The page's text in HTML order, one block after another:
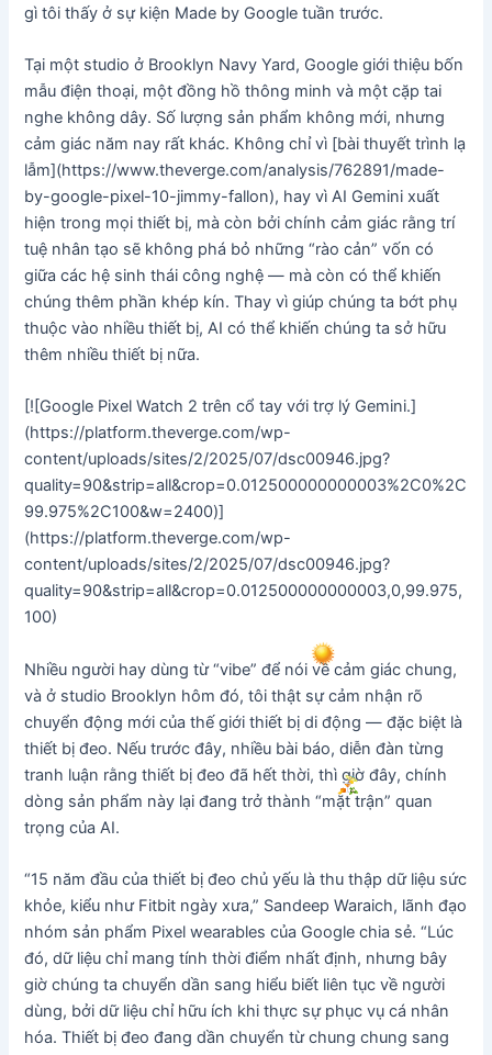
gì tôi thấy ở sự kiện Made by Google tuần trước.
Tại một studio ở Brooklyn Navy Yard, Google giới thiệu bốn
mẫu điện thoại, một đồng hồ thông minh và một cặp tai
nghe không dây. Số lượng sản phẩm không mới, nhưng
cảm giác năm nay rất khác. Không chỉ vì [bài thuyết trình lạ
lẫm](https://www.theverge.com/analysis/762891/made-
by-google-pixel-10-jimmy-fallon), hay vì AI Gemini xuất
hiện trong mọi thiết bị, mà còn bởi chính cảm giác rằng trí
tuệ nhân tạo sẽ không phá bỏ những “rào cản” vốn có
giữa các hệ sinh thái công nghệ — mà còn có thể khiến
chúng thêm phần khép kín. Thay vì giúp chúng ta bớt phụ
thuộc vào nhiều thiết bị, AI có thể khiến chúng ta sở hữu
thêm nhiều thiết bị nữa.
[![Google Pixel Watch 2 trên cổ tay với trợ lý Gemini.]
(https://platform.theverge.com/wp-
content/uploads/sites/2/2025/07/dsc00946.jpg?
quality=90&strip=all&crop=0.012500000000003%2C0%2C
99.975%2C100&w=2400)]
(https://platform.theverge.com/wp-
content/uploads/sites/2/2025/07/dsc00946.jpg?
quality=90&strip=all&crop=0.012500000000003,0,99.975,
100)
Nhiều người hay dùng từ “vibe” để nói về cảm giác chung,
và ở studio Brooklyn hôm đó, tôi thật sự cảm nhận rõ
chuyển động mới của thế giới thiết bị di động — đặc biệt là
thiết bị đeo. Nếu trước đây, nhiều bài báo, diễn đàn từng
tranh luận rằng thiết bị đeo đã hết thời, thì giờ đây, chính
dòng sản phẩm này lại đang trở thành “mặt trận” quan
trọng của AI.
“15 năm đầu của thiết bị đeo chủ yếu là thu thập dữ liệu sức
khỏe, kiểu như Fitbit ngày xưa,” Sandeep Waraich, lãnh đạo
nhóm sản phẩm Pixel wearables của Google chia sẻ. “Lúc
đó, dữ liệu chỉ mang tính thời điểm nhất định, nhưng bây
giờ chúng ta chuyển dần sang hiểu biết liên tục về người
dùng, bởi dữ liệu chỉ hữu ích khi thực sự phục vụ cá nhân
hóa. Thiết bị đeo đang dần chuyển từ chung chung sang